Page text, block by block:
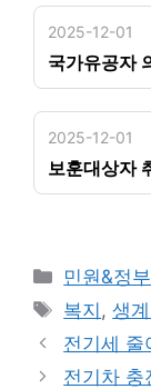
2025-12-01
국가유공자
2025-12-01
보훈대상자
카
테
리
민원&정
태
그
복지 ,생
전기세 줄
전기차 충